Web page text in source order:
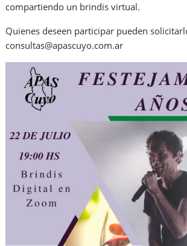
compartiendo un brindis virtual.
Quienes deseen participar pueden
consultas@apascuyo.com.ar